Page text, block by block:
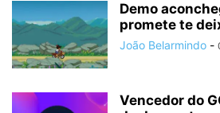
Demo
promete te
João Belarmindo -
Vencedor do